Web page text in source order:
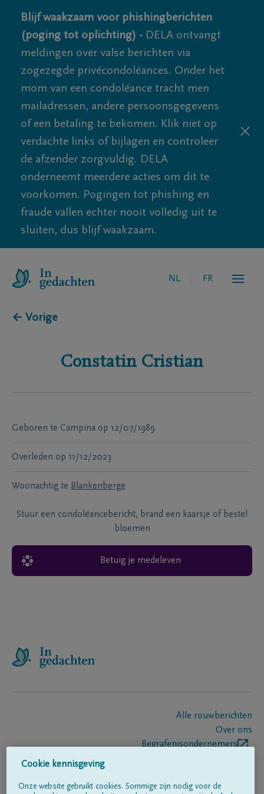
Blijf waakzaam voor phishingberichten
(poging tot oplichting) - DELA ontvangt
meldingen over valse berichten via
zogezegde privécondoléances. Onder het
mom van een condoléance tracht men
mailadressen, andere persoonsgegevens
of een betaling te bekomen. Klik niet op
verdachte links of bijlagen en controleer
de afzender zorgvuldig. DELA
onderneemt meerdere acties om dit te
voorkomen. Pogingen tot phishing en
fraude vallen echter nooit volledig uit te
sluiten, dus blijf waakzaam.
NL FR
← Vorige
Constatin Cristian
Geboren te Campina op 12/07/1989
Overleden op 11/12/2023
Woonachtig te Blankenberge
Stuur een condoléancebericht, brand een kaarsje of bestel
bloemen
Betuig je medeleven
Alle rouwberichten
Over ons
Begrafenisondernemers
Cookie kennisgeving
Onze website gebruikt cookies. Sommige zijn nodig voor de